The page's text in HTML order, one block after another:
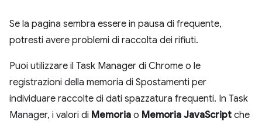
Se la pagina sembra essere in pausa di frequente,
potresti avere problemi di raccolta dei rifiuti.
Puoi utilizzare il Task Manager di Chrome o le
registrazioni della memoria di Spostamenti per
individuare raccolte di dati spazzatura frequenti. In Task
Manager, i valori di Memoria o Memoria JavaScript che